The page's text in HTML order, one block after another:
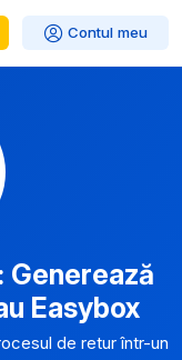
Contul meu
Generează
Easybox
de retur într-un